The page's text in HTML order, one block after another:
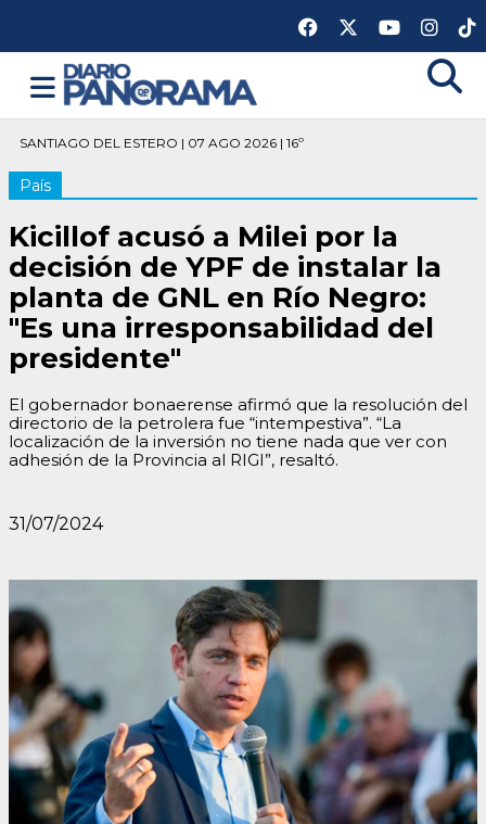
SANTIAGO DEL ESTERO | 07 AGO 2026 | 16º
País
Kicillof acusó a Milei por la
decisión de YPF de instalar la
planta de GNL en Río Negro:
"Es una irresponsabilidad del
presidente"
El gobernador bonaerense afirmó que la resolución del
directorio de la petrolera fue “intempestiva”. “La
localización de la inversión no tiene nada que ver con
adhesión de la Provincia al RIGI”, resaltó.
31/07/2024